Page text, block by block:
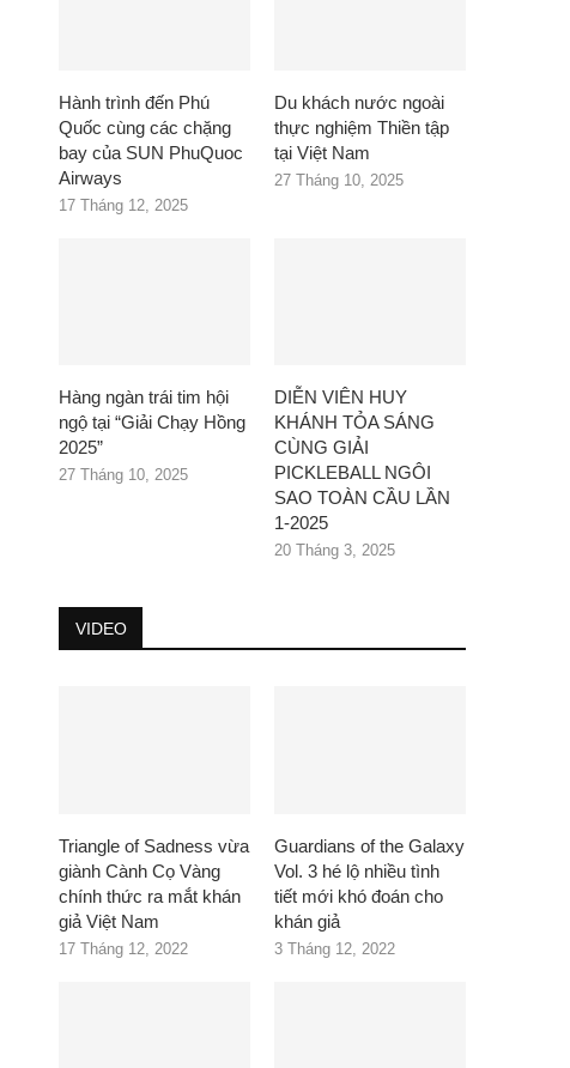
Hành trình đến Phú
Quốc cùng các chặng
bay của SUN PhuQuoc
Airways
17 Tháng 12, 2025
Du khách nước ngoài
thực nghiệm Thiền tập
tại Việt Nam
27 Tháng 10, 2025
Hàng ngàn trái tim hội
ngộ tại “Giải Chạy Hồng
2025”
27 Tháng 10, 2025
DIỄN VIÊN HUY
KHÁNH TỎA SÁNG
CÙNG GIẢI
PICKLEBALL NGÔI
SAO TOÀN CẦU LẦN
1-2025
20 Tháng 3, 2025
VIDEO
Triangle of Sadness vừa
giành Cành Cọ Vàng
chính thức ra mắt khán
giả Việt Nam
17 Tháng 12, 2022
Guardians of the Galaxy
Vol. 3 hé lộ nhiều tình
tiết mới khó đoán cho
khán giả
3 Tháng 12, 2022